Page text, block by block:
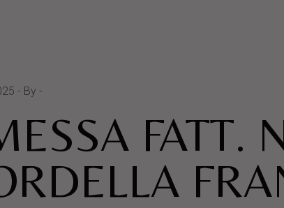
By
FATT.